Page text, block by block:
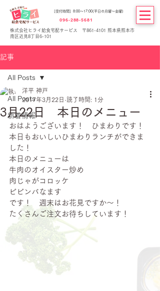
[受付時間] 8:00～17:00(平日の月曜～金曜)
096-288-5681
株式会社ヒライ給食宅配サービス 〒861-4101 熊本県熊本市
南区近見8丁目6-101
記事
All Posts
新着情報
All Posts
3月22日 本日のメニュー
洋平 神戸
2017年3月22日 読了時間: 1分
おはようございます！　ひまわりです！
本日もおいしいひまわりランチができま
した！
本日のメニューは
牛肉のオイスター炒め
肉じゃがコロッケ
ビビンバなます
です！　週末はお花見ですか～！
たくさんご注文お待ちしています！